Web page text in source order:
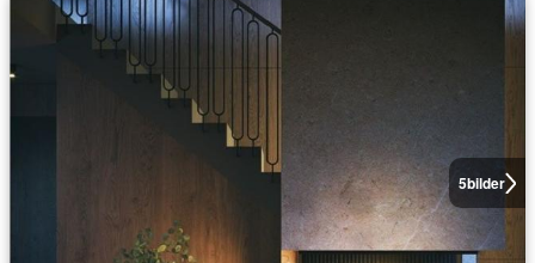
5bilder